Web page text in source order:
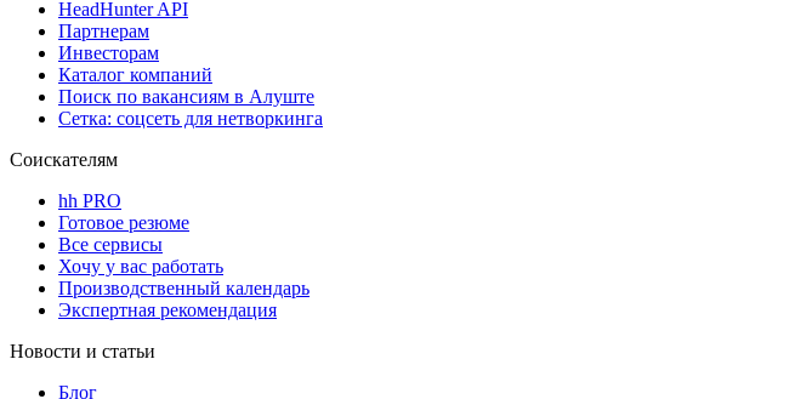
HeadHunter API
Партнерам
Инвесторам
Каталог компаний
Поиск по вакансиям в Алуште
Сетка: соцсеть для нетворкинга
Соискателям
hh PRO
Готовое резюме
Все сервисы
Хочу у вас работать
Производственный календарь
Экспертная рекомендация
Новости и статьи
Блог